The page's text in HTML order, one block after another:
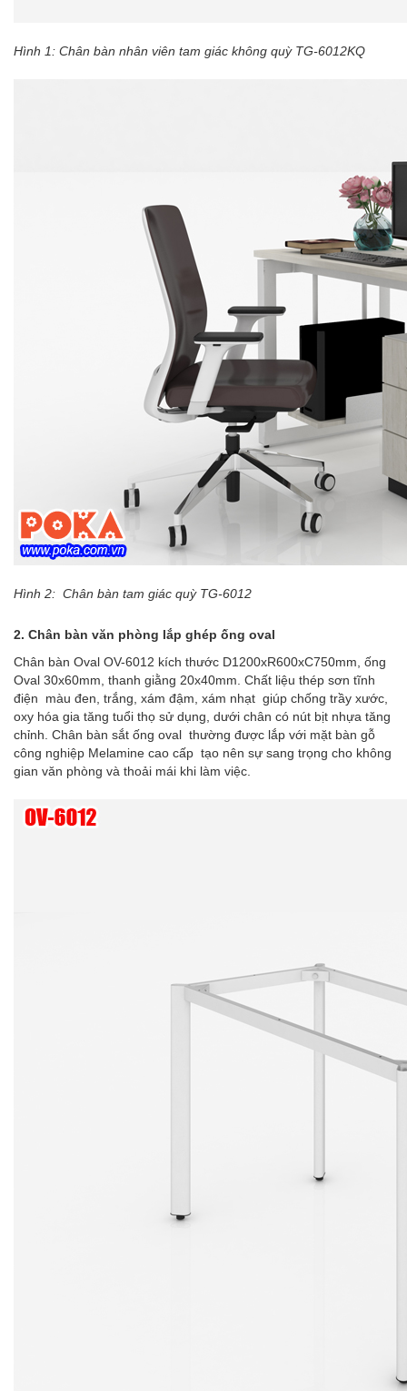
Hình 1: Chân bàn nhân viên tam giác không quỳ TG-6012KQ
Hình 2: Chân bàn tam giác quỳ TG-6012
2. Chân bàn văn phòng lắp ghép ống oval
Chân bàn Oval OV-6012 kích thước D1200xR600xC750mm, ống
Oval 30x60mm, thanh giằng 20x40mm. Chất liệu thép sơn tĩnh
điện màu đen, trắng, xám đậm, xám nhạt giúp chống trầy xước,
oxy hóa gia tăng tuổi thọ sử dụng, dưới chân có nút bịt nhựa tăng
chỉnh. Chân bàn sắt ống oval thường được lắp với mặt bàn gỗ
công nghiệp Melamine cao cấp tạo nên sự sang trọng cho không
gian văn phòng và thoải mái khi làm việc.